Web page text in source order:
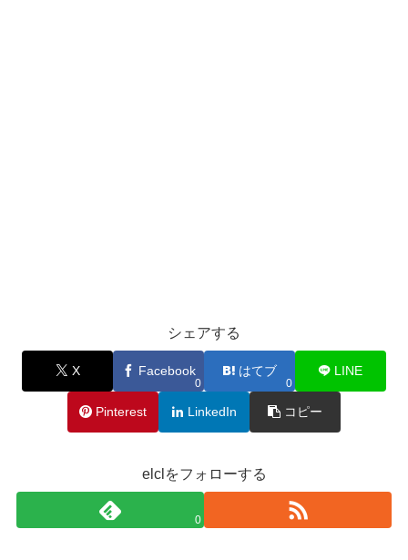
シェアする
X Facebook
0
はてブ
0
LINE
Pinterest LinkedIn コピー
elclをフォローする
0